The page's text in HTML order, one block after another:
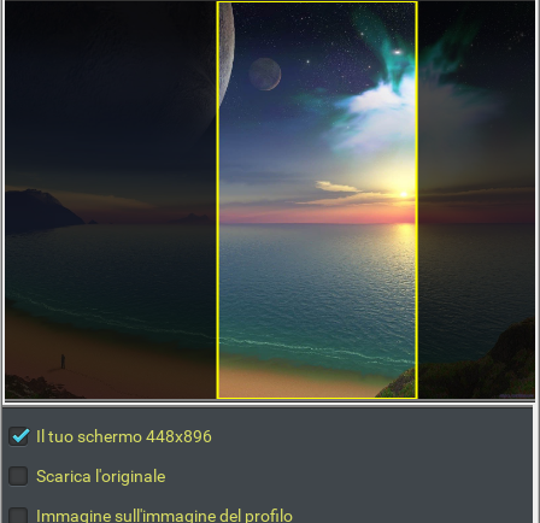
Il tuo schermo 448x896
Scarica l'originale
Immagine sull'immagine del profilo